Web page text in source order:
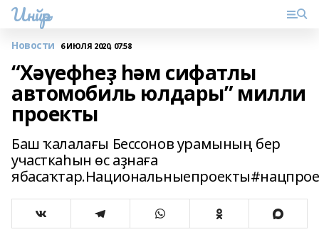
Инйәр
Новости 6 ИЮЛЯ 2020, 07:58
“Хәүефһеҙ һәм сифатлы
автомобиль юлдары” милли
проекты
Баш ҡалалағы Бессонов урамының бер
участкаһын өс аҙнаға